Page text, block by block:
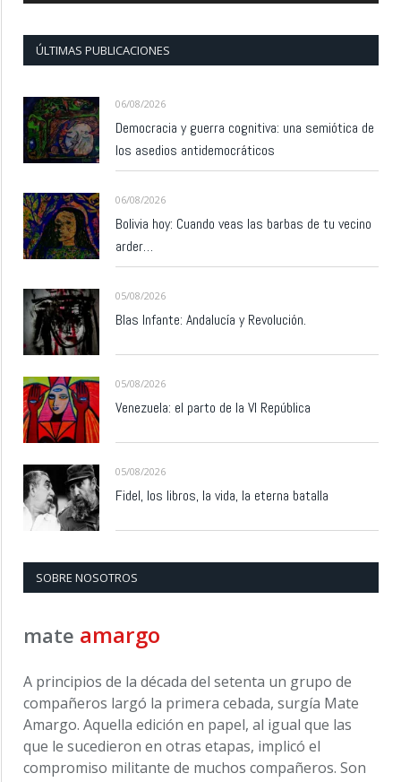
ÚLTIMAS PUBLICACIONES
06/08/2026
Democracia y guerra cognitiva: una semiótica de
los asedios antidemocráticos
06/08/2026
Bolivia hoy: Cuando veas las barbas de tu vecino
arder…
05/08/2026
Blas Infante: Andalucía y Revolución.
05/08/2026
Venezuela: el parto de la VI República
05/08/2026
Fidel, los libros, la vida, la eterna batalla
SOBRE NOSOTROS
mate amargo
A principios de la década del setenta un grupo de
compañeros largó la primera cebada, surgía Mate
Amargo. Aquella edición en papel, al igual que las
que le sucedieron en otras etapas, implicó el
compromiso militante de muchos compañeros. Son